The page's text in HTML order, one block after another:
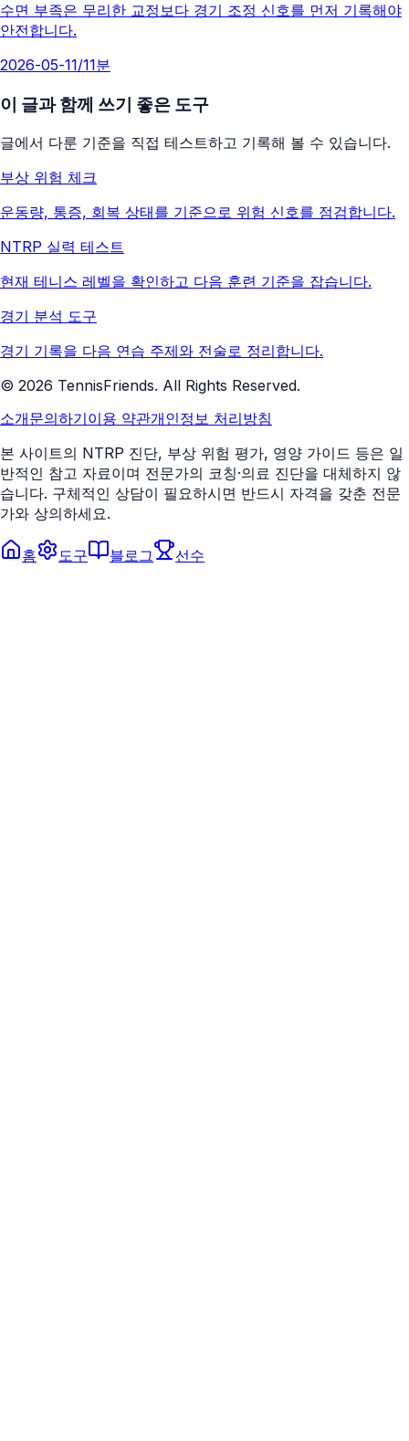
수면 부족은 무리한 교정보다 경기 조정 신호를 먼저 기록해야
안전합니다.
2026-05-11/11분
이 글과 함께 쓰기 좋은 도구
글에서 다룬 기준을 직접 테스트하고 기록해 볼 수 있습니다.
부상 위험 체크
운동량, 통증, 회복 상태를 기준으로 위험 신호를 점검합니다.
NTRP 실력 테스트
현재 테니스 레벨을 확인하고 다음 훈련 기준을 잡습니다.
경기 분석 도구
경기 기록을 다음 연습 주제와 전술로 정리합니다.
© 2026 TennisFriends. All Rights Reserved.
소개문의하기이용 약관개인정보 처리방침
본 사이트의 NTRP 진단, 부상 위험 평가, 영양 가이드 등은 일
반적인 참고 자료이며 전문가의 코칭·의료 진단을 대체하지 않
습니다. 구체적인 상담이 필요하시면 반드시 자격을 갖춘 전문
가와 상의하세요.
홈 도구 블로그 선수